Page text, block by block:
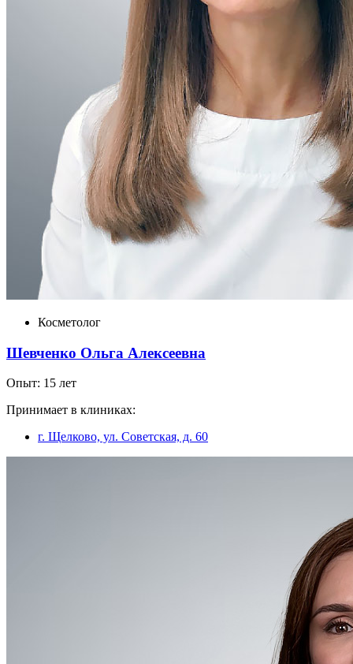
Косметолог
Шевченко Ольга Алексеевна
Опыт: 15 лет
Принимает в клиниках:
г. Щелково, ул. Советская, д. 60